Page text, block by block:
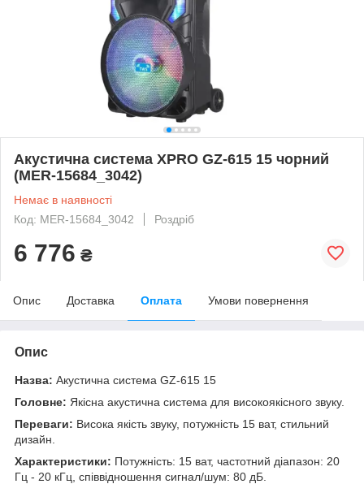
Акустична система XPRO GZ-615 15 чорний
(MER-15684_3042)
Немає в наявності
Код: MER-15684_3042
Роздріб
6 776 ₴
Опис Доставка Оплата Умови повернення
Опис
Назва: Акустична система GZ-615 15
Головне: Якісна акустична система для високоякісного звуку.
Переваги: Висока якість звуку, потужність 15 ват, стильний
дизайн.
Характеристики: Потужність: 15 ват, частотний діапазон: 20
Гц - 20 кГц, співвідношення сигнал/шум: 80 дБ.